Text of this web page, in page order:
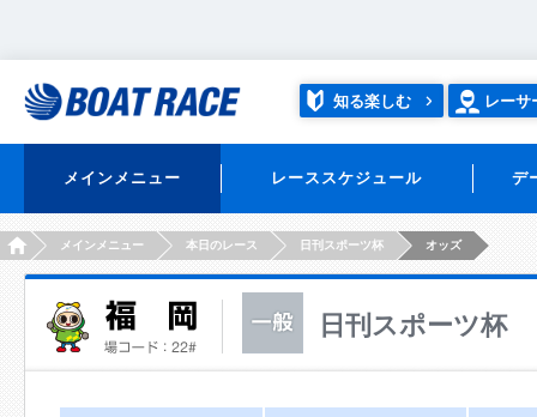
知る楽しむ レーサ
メインメニュー レーススケジュール デ
HOMEメインメニュー 本日のレース 日刊スポーツ杯 オッズ
日刊スポーツ杯